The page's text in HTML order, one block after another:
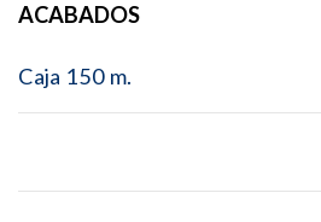
ACABADOS
Caja 150 m.